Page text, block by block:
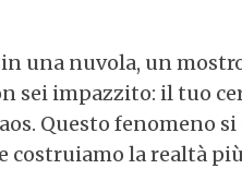
una nuvola, un
sei impazzito: il tuo
Questo fenomeno
costruiamo la realtà